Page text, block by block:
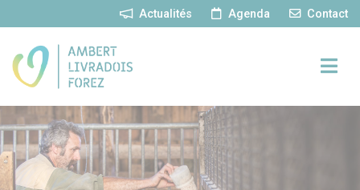
Actualités Agenda Contact
Panneau de gestion des cookies